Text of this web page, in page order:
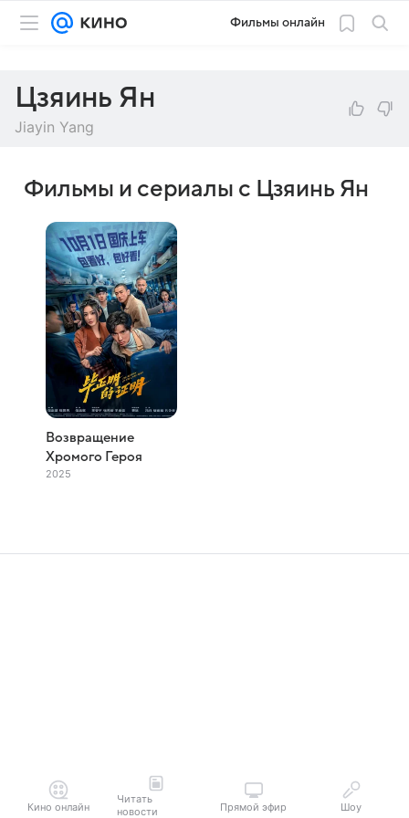
Фильмы онлайн
Цзяинь Ян
Jiayin Yang
Фильмы и сериалы с Цзяинь Ян
Возвращение
Хромого Героя
2025
Кино онлайн
Читать
новости
Прямой эфир Шоу